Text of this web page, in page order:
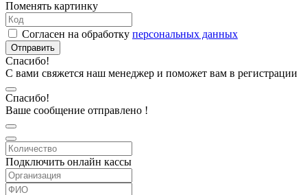
Поменять картинку
Согласен на обработку персональных данных
Отправить
Спасибо!
С вами свяжется наш менеджер и поможет вам в регистрации
Спасибо!
Ваше сообщение отправлено !
Подключить онлайн кассы